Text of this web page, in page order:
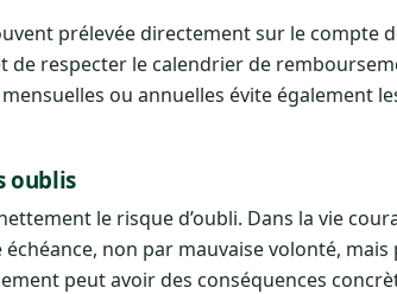
prélevée directement sur le compte
de respecter le calendrier de
ou annuelles évite également
oublis
le risque d’oubli. Dans la vie
non par mauvaise volonté,
peut avoir des conséquences